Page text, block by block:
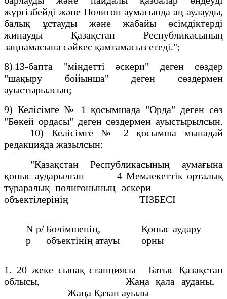
жүргізбейді және Полигон аумағында аң аулауды,
балық ұстауды және жабайы өсімдіктерді
жинауды Қазақстан Республикасының
заңнамасына сәйкес қамтамасыз етеді.";
8) 13-бапта "міндетті әскери" деген сөздер
"шақыру бойынша" деген сөздермен
ауыстырылсын;
9) Келісімге № 1 қосымшада "Орда" деген сөз
"Бөкей ордасы" деген сөздермен ауыстырылсын.
10) Келісімге № 2 қосымша мынадай
редакцияда жазылсын:
"Қазақстан Республикасының аумағына
қоныс аударылған 4 Мемлекеттік орталық
түраралық полигонының әскери
объектілерінің ТІЗБЕСІ
N р/
р
Бөлімшенің,
объектінің атауы
Қоныс аудару
орны
1. 20 жеке сынақ станциясы Батыс Қазақстан
облысы, Жаңа қала ауданы,
Жаңа Қазан ауылы